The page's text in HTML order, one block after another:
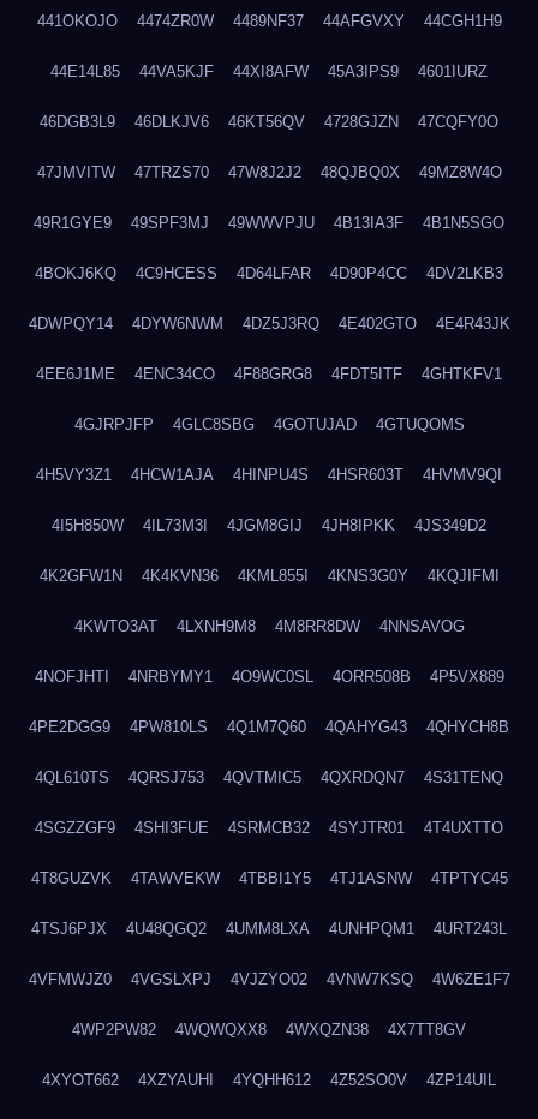
441OKOJO 4474ZR0W 4489NF37 44AFGVXY 44CGH1H9
44E14L85 44VA5KJF 44XI8AFW 45A3IPS9 4601IURZ
46DGB3L9 46DLKJV6 46KT56QV 4728GJZN 47CQFY0O
47JMVITW 47TRZS70 47W8J2J2 48QJBQ0X 49MZ8W4O
49R1GYE9 49SPF3MJ 49WWVPJU 4B13IA3F 4B1N5SGO
4BOKJ6KQ 4C9HCESS 4D64LFAR 4D90P4CC 4DV2LKB3
4DWPQY14 4DYW6NWM 4DZ5J3RQ 4E402GTO 4E4R43JK
4EE6J1ME 4ENC34CO 4F88GRG8 4FDT5ITF 4GHTKFV1
4GJRPJFP 4GLC8SBG 4GOTUJAD 4GTUQOMS
4H5VY3Z1 4HCW1AJA 4HINPU4S 4HSR603T 4HVMV9QI
4I5H850W 4IL73M3I 4JGM8GIJ 4JH8IPKK 4JS349D2
4K2GFW1N 4K4KVN36 4KML855I 4KNS3G0Y 4KQJIFMI
4KWTO3AT 4LXNH9M8 4M8RR8DW 4NNSAVOG
4NOFJHTI 4NRBYMY1 4O9WC0SL 4ORR508B 4P5VX889
4PE2DGG9 4PW810LS 4Q1M7Q60 4QAHYG43 4QHYCH8B
4QL610TS 4QRSJ753 4QVTMIC5 4QXRDQN7 4S31TENQ
4SGZZGF9 4SHI3FUE 4SRMCB32 4SYJTR01 4T4UXTTO
4T8GUZVK 4TAWVEKW 4TBBI1Y5 4TJ1ASNW 4TPTYC45
4TSJ6PJX 4U48QGQ2 4UMM8LXA 4UNHPQM1 4URT243L
4VFMWJZ0 4VGSLXPJ 4VJZYO02 4VNW7KSQ 4W6ZE1F7
4WP2PW82 4WQWQXX8 4WXQZN38 4X7TT8GV
4XYOT662 4XZYAUHI 4YQHH612 4Z52SO0V 4ZP14UIL